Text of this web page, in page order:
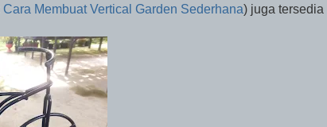
Cara Membuat Vertical Garden Sederhana) juga tersedia